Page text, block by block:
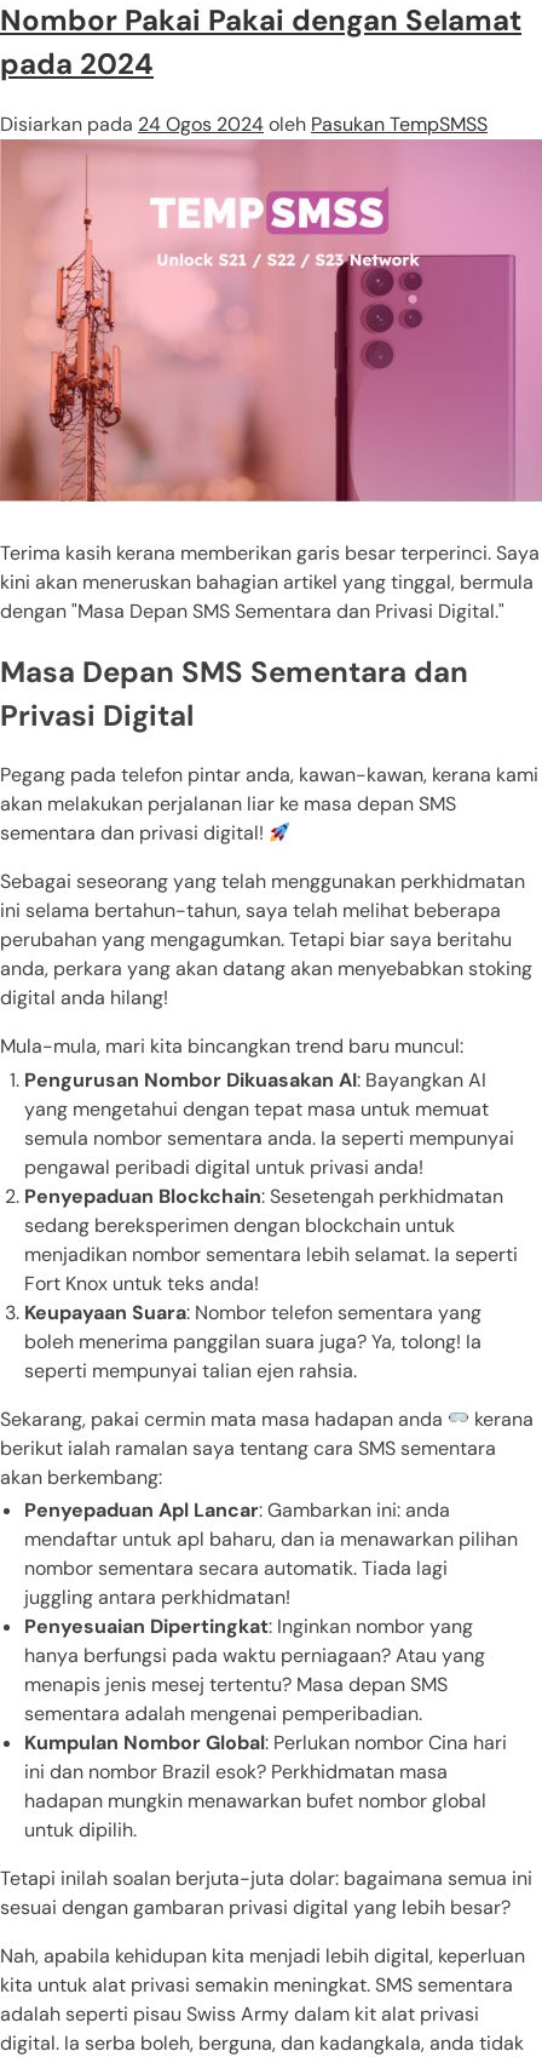
Nombor Pakai Pakai dengan Selamat
pada 2024
Disiarkan pada 24 Ogos 2024oleh Pasukan TempSMSS
Terima kasih kerana memberikan garis besar terperinci. Saya
kini akan meneruskan bahagian artikel yang tinggal, bermula
dengan "Masa Depan SMS Sementara dan Privasi Digital."
Masa Depan SMS Sementara dan
Privasi Digital
Pegang pada telefon pintar anda, kawan-kawan, kerana kami
akan melakukan perjalanan liar ke masa depan SMS
sementara dan privasi digital!
Sebagai seseorang yang telah menggunakan perkhidmatan
ini selama bertahun-tahun, saya telah melihat beberapa
perubahan yang mengagumkan. Tetapi biar saya beritahu
anda, perkara yang akan datang akan menyebabkan stoking
digital anda hilang!
Mula-mula, mari kita bincangkan trend baru muncul:
Pengurusan Nombor Dikuasakan AI: Bayangkan AI
yang mengetahui dengan tepat masa untuk memuat
semula nombor sementara anda. Ia seperti mempunyai
pengawal peribadi digital untuk privasi anda!
Penyepaduan Blockchain: Sesetengah perkhidmatan
sedang bereksperimen dengan blockchain untuk
menjadikan nombor sementara lebih selamat. Ia seperti
Fort Knox untuk teks anda!
Keupayaan Suara: Nombor telefon sementara yang
boleh menerima panggilan suara juga? Ya, tolong! Ia
seperti mempunyai talian ejen rahsia.
Sekarang, pakai cermin mata masa hadapan anda
kerana
berikut ialah ramalan saya tentang cara SMS sementara
akan berkembang:
Penyepaduan Apl Lancar: Gambarkan ini: anda
mendaftar untuk apl baharu, dan ia menawarkan pilihan
nombor sementara secara automatik. Tiada lagi
juggling antara perkhidmatan!
Penyesuaian Dipertingkat: Inginkan nombor yang
hanya berfungsi pada waktu perniagaan? Atau yang
menapis jenis mesej tertentu? Masa depan SMS
sementara adalah mengenai pemperibadian.
Kumpulan Nombor Global: Perlukan nombor Cina hari
ini dan nombor Brazil esok? Perkhidmatan masa
hadapan mungkin menawarkan bufet nombor global
untuk dipilih.
Tetapi inilah soalan berjuta-juta dolar: bagaimana semua ini
sesuai dengan gambaran privasi digital yang lebih besar?
Nah, apabila kehidupan kita menjadi lebih digital, keperluan
kita untuk alat privasi semakin meningkat. SMS sementara
adalah seperti pisau Swiss Army dalam kit alat privasi
digital. Ia serba boleh, berguna, dan kadangkala, anda tidak